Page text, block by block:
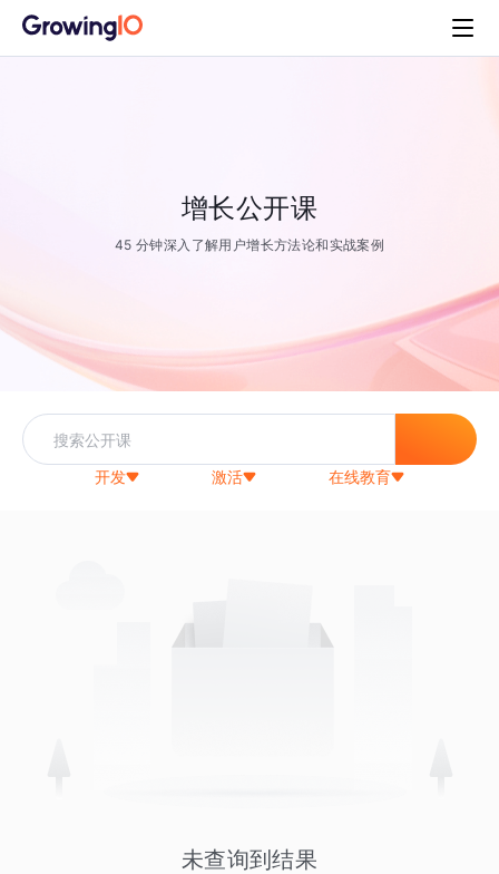
增长公开课
45 分钟深入了解用户增长方法论和实战案例
开发 激活 在线教育
未查询到结果